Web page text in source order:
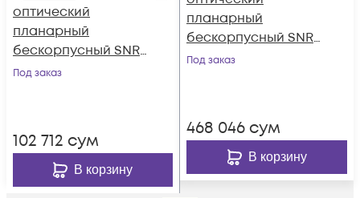
оптический
планарный
бескорпусный SNR-
PLC-M-1x8-SC/APC
Под заказ
102 712 сум
В корзину
планарный
бескорпусный SNR-
PLC-M-1x32-SC/APC
Под заказ
468 046 сум
В корзину